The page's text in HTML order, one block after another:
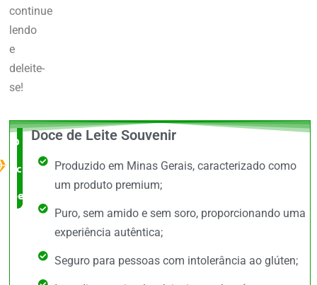
continue
lendo
e
deleite-
se!
O Melhor
custo x
benefício
Doce de Leite Souvenir
Produzido em Minas Gerais, caracterizado como
um produto premium;
Puro, sem amido e sem soro, proporcionando uma
experiência autêntica;
Seguro para pessoas com intolerância ao glúten;